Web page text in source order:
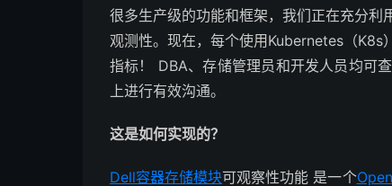
很多生产级的功能和框架，我们正在充分
观测性。现在，每个使用Kubernetes（K8s
指标！ DBA、存储管理员和开发人员均可
上进行有效沟通。
这是如何实现的？
Dell容器存储模块可观察性功能 是一个